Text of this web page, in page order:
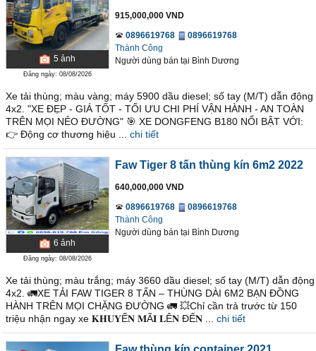
5 ảnh
Đăng ngày: 08/08/2026
915,000,000 VND
0896619768
0896619768
Thành Công
Người dùng bán tại Bình Dương
Xe tải thùng; màu vàng; máy 5900 dầu diesel; số tay (M/T) dẫn động
4x2. "XE ĐẸP - GIÁ TỐT - TỐI ƯU CHI PHÍ VẬN HÀNH - AN TOÀN
TRÊN MỌI NẺO ĐƯỜNG" 🎯 XE DONGFENG B180 NỔI BẬT VỚI:
👉 Động cơ thương hiệu ...
chi tiết
6 ảnh
Đăng ngày: 08/08/2026
Faw Tiger 8 tấn thùng kín 6m2 2022
640,000,000 VND
0896619768
0896619768
Thành Công
Người dùng bán tại Bình Dương
Xe tải thùng; màu trắng; máy 3660 dầu diesel; số tay (M/T) dẫn động
4x2. 🚛XE TẢI FAW TIGER 8 TẤN – THÙNG DÀI 6M2 BẠN ĐỒNG
HÀNH TRÊN MỌI CHẶNG ĐƯỜNG 🚛 💥Chỉ cần trả trước từ 150
triệu nhận ngay xe 𝐊𝐇𝐔𝐘Ế𝐍 𝐌Ã𝐈 𝐋Ê𝐍 ĐẾ𝐍 ...
chi tiết